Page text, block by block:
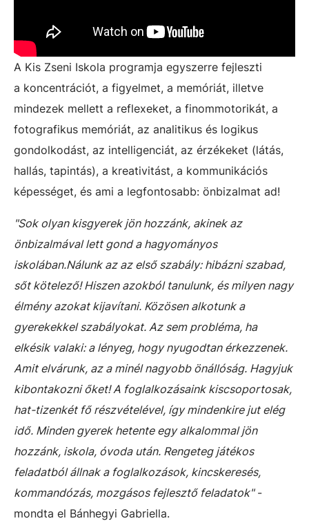
A Kis Zseni Iskola programja egyszerre fejleszti
a koncentrációt, a figyelmet, a memóriát, illetve
mindezek mellett a reflexeket, a finommotorikát, a
fotografikus memóriát, az analitikus és logikus
gondolkodást, az intelligenciát, az érzékeket (látás,
hallás, tapintás), a kreativitást, a kommunikációs
képességet, és ami a legfontosabb: önbizalmat ad!
"Sok olyan kisgyerek jön hozzánk, akinek az
önbizalmával lett gond a hagyományos
iskolában.Nálunk az az első szabály: hibázni szabad,
sőt kötelező! Hiszen azokból tanulunk, és milyen nagy
élmény azokat kijavítani. Közösen alkotunk a
gyerekekkel szabályokat. Az sem probléma, ha
elkésik valaki: a lényeg, hogy nyugodtan érkezzenek.
Amit elvárunk, az a minél nagyobb önállóság. Hagyjuk
kibontakozni őket! A foglalkozásaink kiscsoportosak,
hat-tizenkét fő részvételével, így mindenkire jut elég
idő. Minden gyerek hetente egy alkalommal jön
hozzánk, iskola, óvoda után. Rengeteg játékos
feladatból állnak a foglalkozások, kincskeresés,
kommandózás, mozgásos fejlesztő feladatok"-
mondta el Bánhegyi Gabriella.